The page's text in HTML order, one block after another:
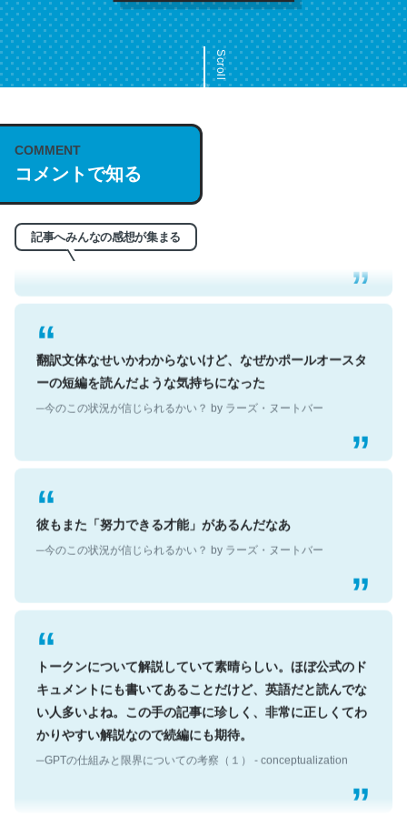
Scroll
COMMENT
コメントで知る
記事へみんなの感想が集まる
これは名文。彼はとてもクレバーなんだろうなと凄く思
う。英語少しでも読める人は原文もお勧め。自分はこの流
れ好き。Let’s Fucking Go. Then Covid hit. Shit.
─今のこの状況が信じられるかい？ by ラーズ・ヌートバー
翻訳文体なせいかわからないけど、なぜかポールオースタ
ーの短編を読んだような気持ちになった
彼もまた「努力できる才能」があるんだなあ
トークンについて解説していて素晴らしい。ほぼ公式のド
キュメントにも書いてあることだけど、英語だと読んでな
い人多いよね。この手の記事に珍しく、非常に正しくてわ
かりやすい解説なので続編にも期待。